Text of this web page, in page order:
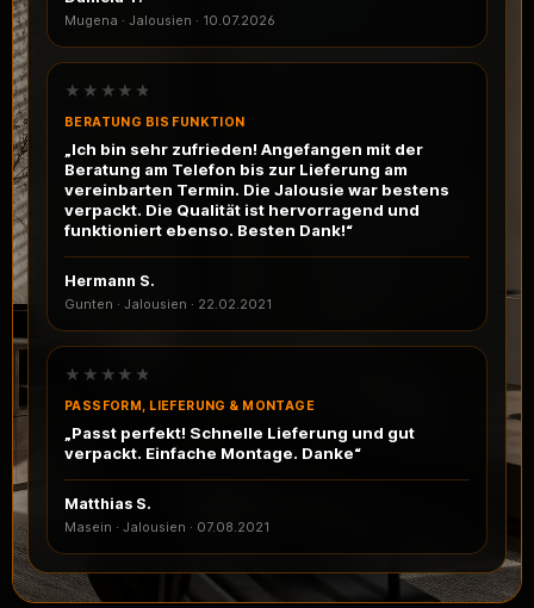
Mugena · Jalousien · 10.07.2026
★★★★★
BERATUNG BIS FUNKTION
„Ich bin sehr zufrieden! Angefangen mit der
Beratung am Telefon bis zur Lieferung am
vereinbarten Termin. Die Jalousie war bestens
verpackt. Die Qualität ist hervorragend und
funktioniert ebenso. Besten Dank!“
Hermann S.
Gunten · Jalousien · 22.02.2021
★★★★★
PASSFORM, LIEFERUNG & MONTAGE
„Passt perfekt! Schnelle Lieferung und gut
verpackt. Einfache Montage. Danke“
Matthias S.
Masein · Jalousien · 07.08.2021